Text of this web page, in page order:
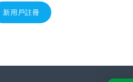
新用戶註冊